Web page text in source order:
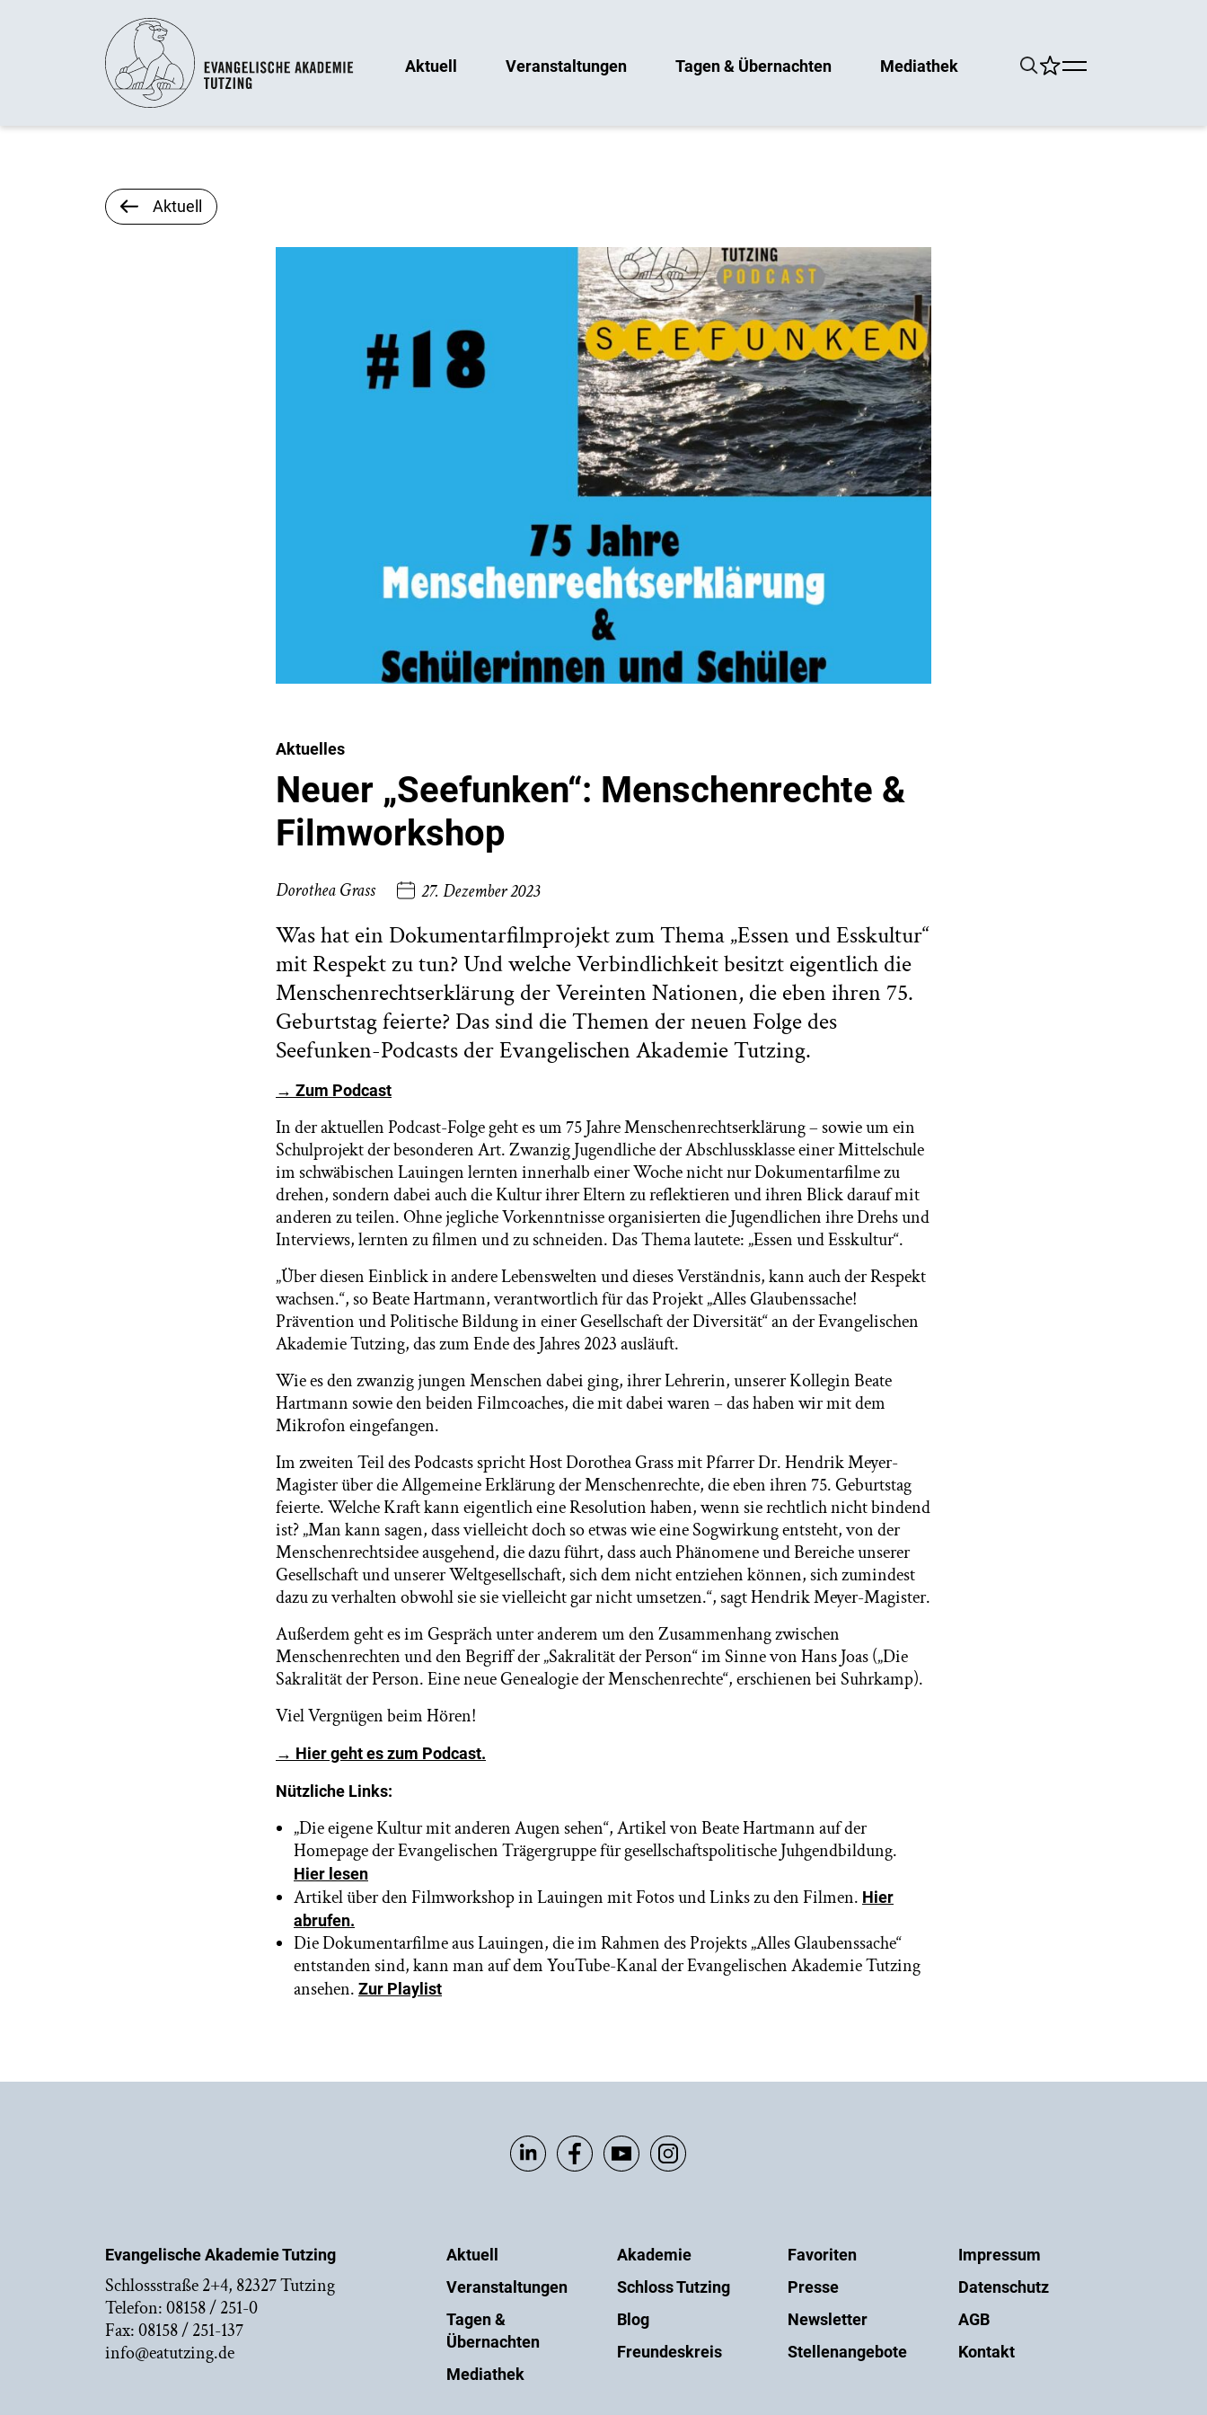
Aktuell Veranstaltungen Tagen & Übernachten Mediathek
Aktuell
Aktuelles
Neuer „Seefunken“: Menschenrechte &
Filmworkshop
Dorothea Grass 27. Dezember 2023
Was hat ein Dokumentarfilmprojekt zum Thema „Essen und Esskultur“
mit Respekt zu tun? Und welche Verbindlichkeit besitzt eigentlich die
Menschenrechtserklärung der Vereinten Nationen, die eben ihren 75.
Geburtstag feierte? Das sind die Themen der neuen Folge des
Seefunken-Podcasts der Evangelischen Akademie Tutzing.
→ Zum Podcast
In der aktuellen Podcast-Folge geht es um 75 Jahre Menschenrechtserklärung – sowie um ein
Schulprojekt der besonderen Art. Zwanzig Jugendliche der Abschlussklasse einer Mittelschule
im schwäbischen Lauingen lernten innerhalb einer Woche nicht nur Dokumentarfilme zu
drehen, sondern dabei auch die Kultur ihrer Eltern zu reflektieren und ihren Blick darauf mit
anderen zu teilen. Ohne jegliche Vorkenntnisse organisierten die Jugendlichen ihre Drehs und
Interviews, lernten zu filmen und zu schneiden. Das Thema lautete: „Essen und Esskultur“.
„Über diesen Einblick in andere Lebenswelten und dieses Verständnis, kann auch der Respekt
wachsen.“, so Beate Hartmann, verantwortlich für das Projekt „Alles Glaubenssache!
Prävention und Politische Bildung in einer Gesellschaft der Diversität“ an der Evangelischen
Akademie Tutzing, das zum Ende des Jahres 2023 ausläuft.
Wie es den zwanzig jungen Menschen dabei ging, ihrer Lehrerin, unserer Kollegin Beate
Hartmann sowie den beiden Filmcoaches, die mit dabei waren – das haben wir mit dem
Mikrofon eingefangen.
Im zweiten Teil des Podcasts spricht Host Dorothea Grass mit Pfarrer Dr. Hendrik Meyer-
Magister über die Allgemeine Erklärung der Menschenrechte, die eben ihren 75. Geburtstag
feierte. Welche Kraft kann eigentlich eine Resolution haben, wenn sie rechtlich nicht bindend
ist? „Man kann sagen, dass vielleicht doch so etwas wie eine Sogwirkung entsteht, von der
Menschenrechtsidee ausgehend, die dazu führt, dass auch Phänomene und Bereiche unserer
Gesellschaft und unserer Weltgesellschaft, sich dem nicht entziehen können, sich zumindest
dazu zu verhalten obwohl sie sie vielleicht gar nicht umsetzen.“, sagt Hendrik Meyer-Magister.
Außerdem geht es im Gespräch unter anderem um den Zusammenhang zwischen
Menschenrechten und den Begriff der „Sakralität der Person“ im Sinne von Hans Joas („Die
Sakralität der Person. Eine neue Genealogie der Menschenrechte“, erschienen bei Suhrkamp).
Viel Vergnügen beim Hören!
→ Hier geht es zum Podcast.
Nützliche Links:
„Die eigene Kultur mit anderen Augen sehen“, Artikel von Beate Hartmann auf der
Homepage der Evangelischen Trägergruppe für gesellschaftspolitische Juhgendbildung.
Hier lesen
Artikel über den Filmworkshop in Lauingen mit Fotos und Links zu den Filmen. Hier
abrufen.
Die Dokumentarfilme aus Lauingen, die im Rahmen des Projekts „Alles Glaubenssache“
entstanden sind, kann man auf dem YouTube-Kanal der Evangelischen Akademie Tutzing
ansehen. Zur Playlist
Evangelische Akademie Tutzing
Schlossstraße 2+4, 82327 Tutzing
Telefon: 08158 / 251-0
Fax: 08158 / 251-137
info@eatutzing.de
Aktuell
Veranstaltungen
Tagen &
Übernachten
Mediathek
Akademie
Schloss Tutzing
Blog
Freundeskreis
Favoriten
Presse
Newsletter
Stellenangebote
Impressum
Datenschutz
AGB
Kontakt